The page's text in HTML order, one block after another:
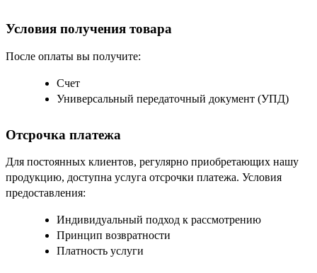
Условия получения товара
После оплаты вы получите:
Счет
Универсальный передаточный документ (УПД)
Отсрочка платежа
Для постоянных клиентов, регулярно приобретающих нашу
продукцию, доступна услуга отсрочки платежа. Условия
предоставления:
Индивидуальный подход к рассмотрению
Принцип возвратности
Платность услуги